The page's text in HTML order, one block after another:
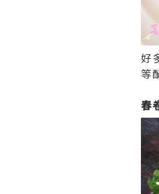
好
等
春